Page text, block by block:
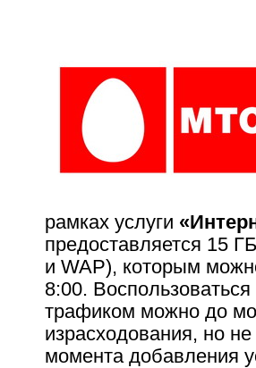
рамках услуги
предоставляется 15
и WAP), которым
8:00.
трафиком можно до
израсходования, но
момента добавления